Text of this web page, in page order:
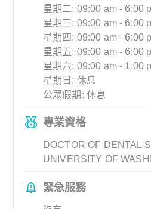
星期二: 09:00 am - 6:00
星期三: 09:00 am - 6:00
星期四: 09:00 am - 6:00
星期五: 09:00 am - 6:00
星期六: 09:00 am - 1:00
星期日: 休息
公眾假期: 休息
專業資格
DOCTOR OF DENTAL
UNIVERSITY OF
緊急服務